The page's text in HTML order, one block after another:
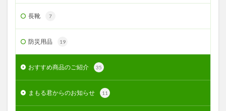
長靴 7
防災用品 19
おすすめ商品のご紹介 35
まもる君からのお知らせ 11